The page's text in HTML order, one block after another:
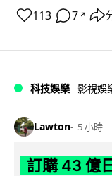
113 7 ↗
科技娛樂 影視娛
Lawton 5 小時
訂購 43 億